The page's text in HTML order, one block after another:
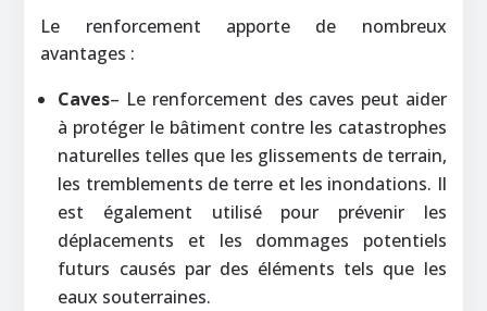
Le renforcement apporte de nombreux
avantages :
Caves– Le renforcement des caves peut aider
à protéger le bâtiment contre les catastrophes
naturelles telles que les glissements de terrain,
les tremblements de terre et les inondations. Il
est également utilisé pour prévenir les
déplacements et les dommages potentiels
futurs causés par des éléments tels que les
eaux souterraines.